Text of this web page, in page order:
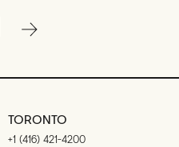
TORONTO
+1 (416) 421-4200